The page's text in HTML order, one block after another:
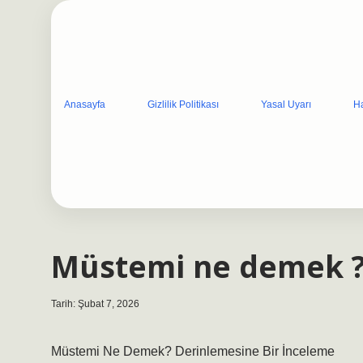
Anasayfa Gizlilik Politikası Yasal Uyarı
Müstemi ne demek
Tarih: Şubat 7, 2026
Müstemi Ne Demek? Derinlemesine Bir İnceleme